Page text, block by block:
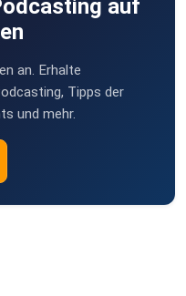
auf
an. Erhalte
Tipps der
und mehr.